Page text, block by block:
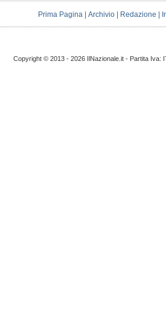
Prima Pagina |Archivio Redazione
Copyright © 2013 - 2026 IlNazionale.it - Partita Iva: